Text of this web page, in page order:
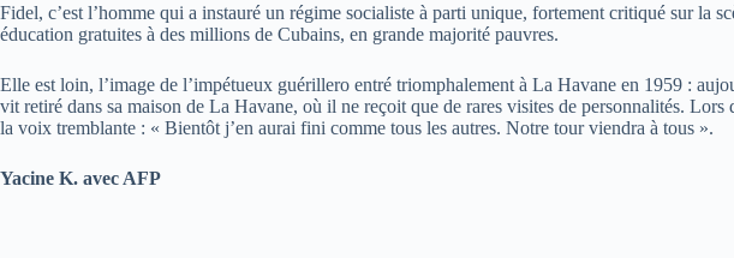
Fidel, c’est l’homme qui a instauré un régime socialiste à parti unique, fortement critiqué sur la
éducation gratuites à des millions de Cubains, en grande majorité pauvres.
Elle est loin, l’image de l’impétueux guérillero entré triomphalement à La Havane en 1959 :
vit retiré dans sa maison de La Havane, où il ne reçoit que de rares visites de personnalités.
la voix tremblante : « Bientôt j’en aurai fini comme tous les autres. Notre tour viendra à tous ».
Yacine K. avec AFP